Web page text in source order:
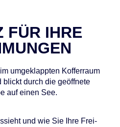
FÜR IHRE
und wie Sie Ihre Frei­